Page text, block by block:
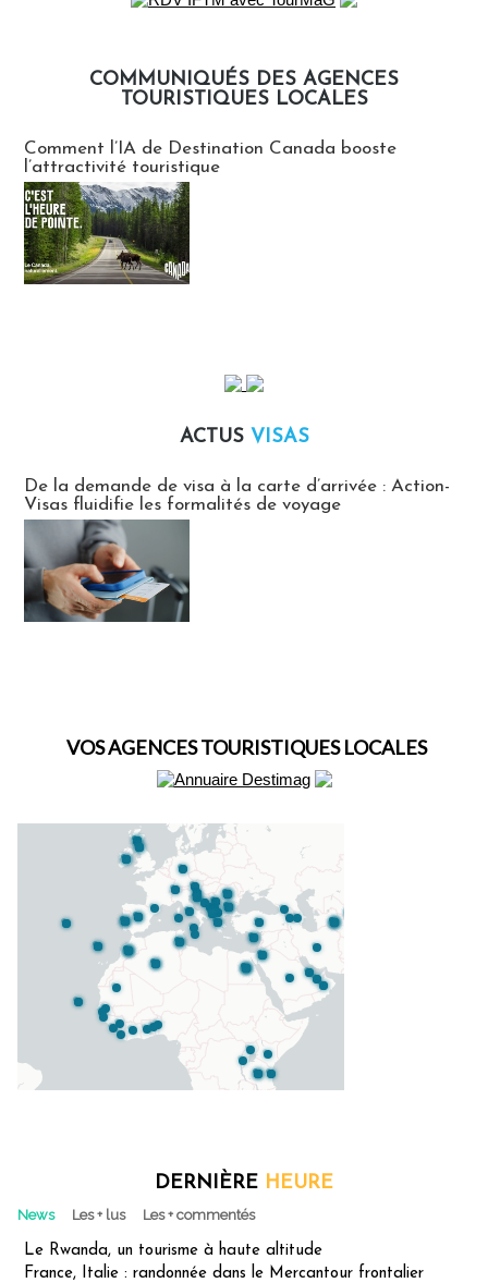
COMMUNIQUÉS DES AGENCES
TOURISTIQUES LOCALES
Comment l’IA de Destination Canada booste
l’attractivité touristique
ACTUS VISAS
De la demande de visa à la carte d’arrivée : Action-
Visas fluidifie les formalités de voyage
VOS AGENCES TOURISTIQUES LOCALES
DERNIÈRE HEURE
News Les + lus Les + commentés
Le Rwanda, un tourisme à haute altitude
France, Italie : randonnée dans le Mercantour frontalier